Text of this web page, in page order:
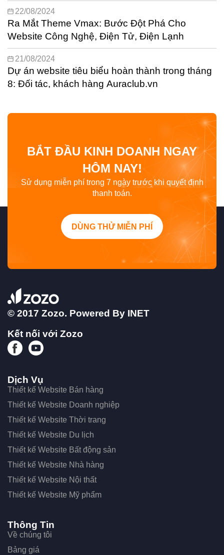
22/08/2024
Ra Mắt Theme Vmax: Bước Đột Phá Cho
Website Công Nghệ, Điện Tử, Điện Lạnh
21/08/2024
Dự án website tiêu biểu hoàn thành trong tháng
8: Đối tác, khách hàng Auraclub.vn
BẮT ĐẦU KINH DOANH NGAY
HÔM NAY!
Sử dụng miễn phí trong 7 ngày trước khi quyết định
thanh toán.
DÙNG THỬ MIỄN PHÍ
© 2017 Zozo. Powered By INET
Kết nối với Zozo
Dịch Vụ
Thiết kế Website Bán hàng
Thiết kế Website Doanh nghiệp
Thiết kế Website Thời trang
Thiết kế Website Du lịch
Thiết kế Website Bất động sản
Thiết kế Website Nhà hàng
Thiết kế Website Nội thất
Thiết kế Website Mỹ phẩm
Thông Tin
Về chúng tôi
Bảng giá